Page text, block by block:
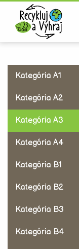
Kategória A1
Kategória A2
Kategória A3
Kategória A4
Kategória B1
Kategória B2
Kategória B3
Kategória B4